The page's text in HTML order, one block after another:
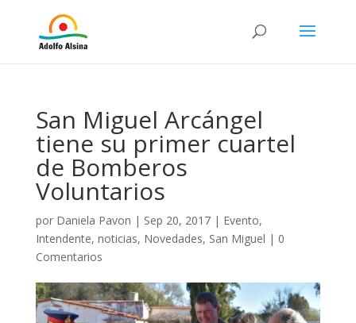
San Miguel Arcángel
tiene su primer cuartel
de Bomberos
Voluntarios
por Daniela Pavon | Sep 20, 2017| Evento,
Intendente, noticias, Novedades, San Miguel | 0
Comentarios